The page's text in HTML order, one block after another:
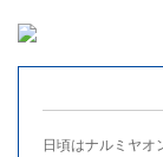
日頃はナルミヤオ